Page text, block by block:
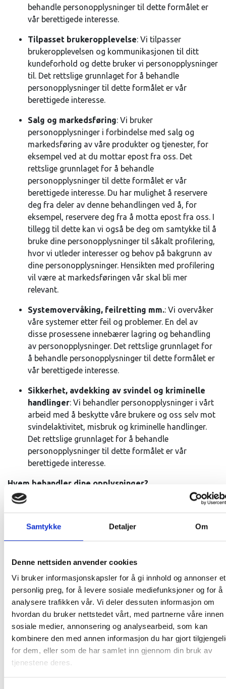
Samtykke Detaljer Om
Denne nettsiden anvender cookies
Vi bruker informasjonskapsler for å gi innhold og annonser et
personlig preg, for å levere sosiale mediefunksjoner og for å
analysere trafikken vår. Vi deler dessuten informasjon om
hvordan du bruker nettstedet vårt, med partnerne våre innen
sosiale medier, annonsering og analysearbeid, som kan
kombinere den med annen informasjon du har gjort
for dem, eller som de har samlet inn gjennom din bruk av
tjenestene deres.
behandle personopplysninger til dette formålet er
vår berettigede interesse.
Tilpasset brukeropplevelse: Vi tilpasser
brukeropplevelsen og kommunikasjonen til ditt
kundeforhold og dette bruker vi personopplysninger
til. Det rettslige grunnlaget for å behandle
personopplysninger til dette formålet er vår
berettigede interesse.
Salg og markedsføring: Vi bruker
personopplysninger i forbindelse med salg og
markedsføring av våre produkter og tjenester, for
eksempel ved at du mottar epost fra oss. Det
rettslige grunnlaget for å behandle
personopplysninger til dette formålet er vår
berettigede interesse. Du har mulighet å reservere
deg fra deler av denne behandlingen ved å, for
eksempel, reservere deg fra å motta epost fra oss. I
tillegg til dette kan vi også be deg om samtykke til å
bruke dine personopplysninger til såkalt profilering,
hvor vi utleder interesser og behov på bakgrunn av
dine personopplysninger. Hensikten med profilering
vil være at markedsføringen vår skal bli mer
relevant.
Systemovervåking, feilretting mm.: Vi overvåker
våre systemer etter feil og problemer. En del av
disse prosessene innebærer lagring og behandling
av personopplysninger. Det rettslige grunnlaget for
å behandle personopplysninger til dette formålet er
vår berettigede interesse.
Sikkerhet, avdekking av svindel og kriminelle
handlinger: Vi behandler personopplysninger i vårt
arbeid med å beskytte våre brukere og oss selv mot
svindelaktivitet, misbruk og kriminelle handlinger.
Det rettslige grunnlaget for å behandle
personopplysninger til dette formålet er vår
berettigede interesse.
Hvem behandler dine opplysninger?
Det er flere selskaper som bidrar med å behandle
personopplysninger for INSPIRIA SCIENCE CENTER AS.
Etter personopplysningsloven er slike selskaper
databehandlere og behandler opplysninger i henhold til
Surveymonkey,
Logic Interactive, Hotjar
Informasjonskapsler (cookies)
For mer informasjon om vår bruk av cookies, se
https://www.inspiria.no/mmmm-cookies/
Statistikk